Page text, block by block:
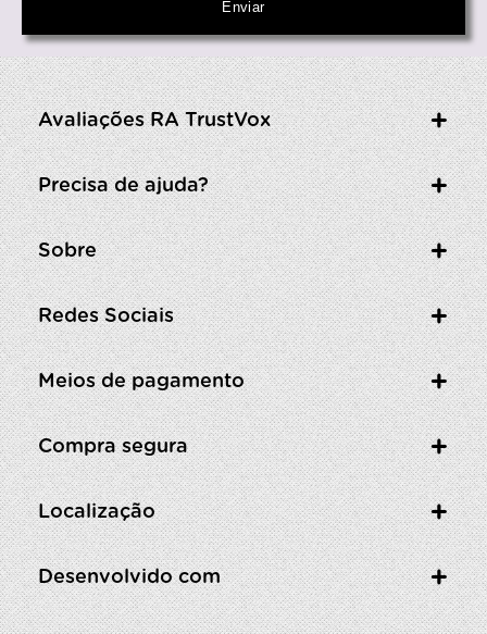
Avaliações RA TrustVox
Precisa de ajuda?
Sobre
Redes Sociais
Meios de pagamento
Compra segura
Localização
Desenvolvido com